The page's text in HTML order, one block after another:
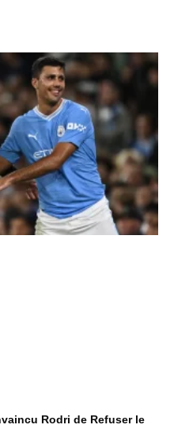
Rodri de Refuser le